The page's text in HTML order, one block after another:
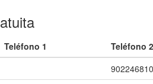
Teléfono 1
Teléfono 2
902246810